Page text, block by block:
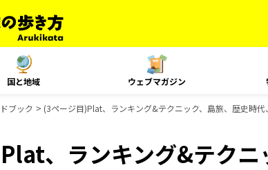
国と地域 ウェブマガジン
ブック (3ページ目)Plat、ランキング&テクニック、島旅、歴史時
、ランキング&テクニ